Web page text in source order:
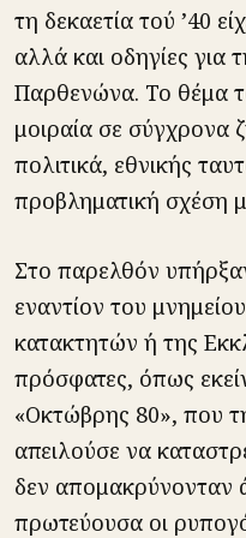
τη δεκαετία τού ’40
αλλά και οδηγίες για
Παρθενώνα. Το θέμα
μοιραία σε σύγχρονα
πολιτικά, εθνικής
προβληματική σχέση
Στο παρελθόν
εναντίον του
κατακτητών ή της
πρόσφατες, όπως
«Οκτώβρης 80», που
απειλούσε να
δεν απομακρύνονταν
πρωτεύουσα οι